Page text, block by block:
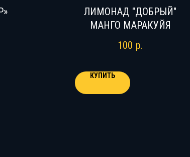
ЛИМОНАД "ДОБРЫЙ"
МАНГО МАРАКУЙЯ
100 р.
КУПИТЬ